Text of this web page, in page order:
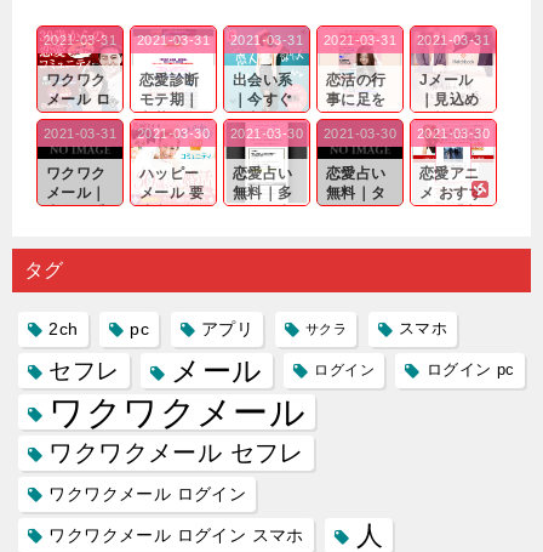
ワクワク
メール ロ
グイン pc
｜心の底
から真
剣...
2021-03-31
恋愛診断
モテ期｜
老若男女
問わ
ず…。
2021-03-31
出会い系
｜今すぐ
仲良くな
れる相手
探しをし
たいと...
2021-03-31
恋活の行
事に足を
運んでも
出会いの
チャンス
が訪れ...
2021-03-31
Jメール
｜見込め
る効果が
確実なも
のであっ
ても…...
2021-03-31
ワクワク
メール｜
出会い系
り会った
人に軽...
2021-03-31
ハッピー
メール 要
注意人物
するので
2021-03-30
恋愛占い
無料｜多
数ある出
プリの内
2021-03-30
恋愛占い
無料｜タ
ーゲット
る人に恋
2021-03-30
恋愛アニ
メ おすす
め｜「心
雑で素人
2021-03-30
タグ
2ch pc アプリ サクラ スマホ
セフレ メール ログイン ログイン pc
ワクワクメール
ワクワクメール セフレ
ワクワクメール ログイン
ワクワクメール ログイン スマホ 人